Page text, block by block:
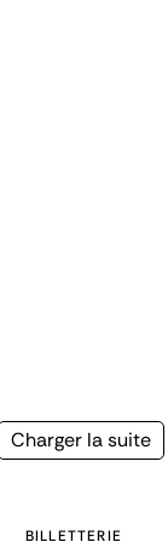
Page
Charger la suite
BILLETTERIE